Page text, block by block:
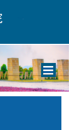
Toggle